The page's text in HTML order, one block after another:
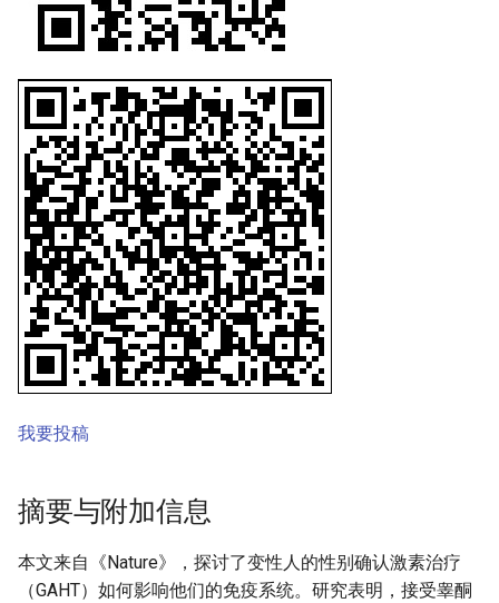
我要投稿
摘要与附加信息
本文来自《Nature》，探讨了变性人的性别确认激素治疗
（GAHT）如何影响他们的免疫系统。研究表明，接受睾酮